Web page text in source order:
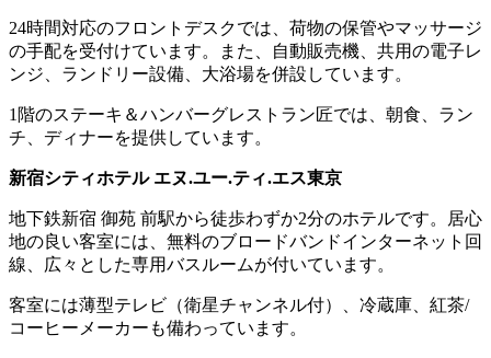
24時間対応のフロントデスクでは、荷物の保管やマッサージ
の手配を受付けています。また、自動販売機、共用の電子レ
ンジ、ランドリー設備、大浴場を併設しています。
1階のステーキ＆ハンバーグレストラン匠では、朝食、ラン
チ、ディナーを提供しています。
新宿シティホテル エヌ.ユー.ティ.エス東京
地下鉄新宿 御苑 前駅から徒歩わずか2分のホテルです。居心
地の良い客室には、無料のブロードバンドインターネット回
線、広々とした専用バスルームが付いています。
客室には薄型テレビ（衛星チャンネル付）、冷蔵庫、紅茶/
コーヒーメーカーも備わっています。